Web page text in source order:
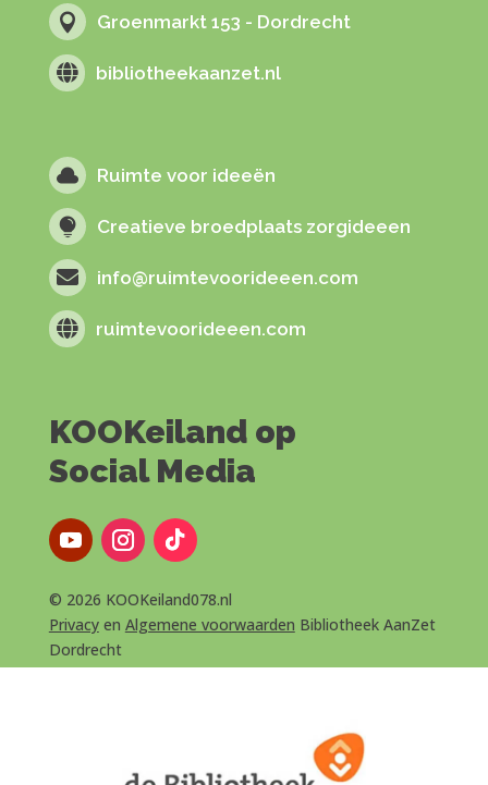
 Groenmarkt 153 - Dordrecht
 bibliotheekaanzet.nl
 Ruimte voor ideeën
 Creatieve broedplaats zorgideeen
 info@ruimtevoorideeen.com
 ruimtevoorideeen.com
KOOKeiland op
Social Media
© 2026 KOOKeiland078.nl
Privacyen Algemene voorwaarden Bibliotheek AanZet
Dordrecht